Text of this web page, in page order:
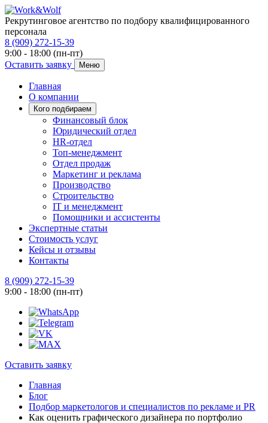
Рекрутинговое агентство по подбору квалифицированного
персонала
8 (909) 272-15-39
9:00 - 18:00 (пн-пт)
Оставить заявку
Меню
Главная
О компании
Кого подбираем
Финансовый блок
Юридический отдел
HR-отдел
Топ-менеджмент
Отдел продаж
Маркетинг и реклама
Производство
Строительство
IT и менеджмент
Помощники и ассистенты
Экспертные статьи
Стоимость услуг
Кейсы и отзывы
Контакты
8 (909) 272-15-39
9:00 - 18:00 (пн-пт)
Оставить заявку
Главная
Блог
Подбор маркетологов и специалистов по рекламе и PR
Как оценить графического дизайнера по портфолио